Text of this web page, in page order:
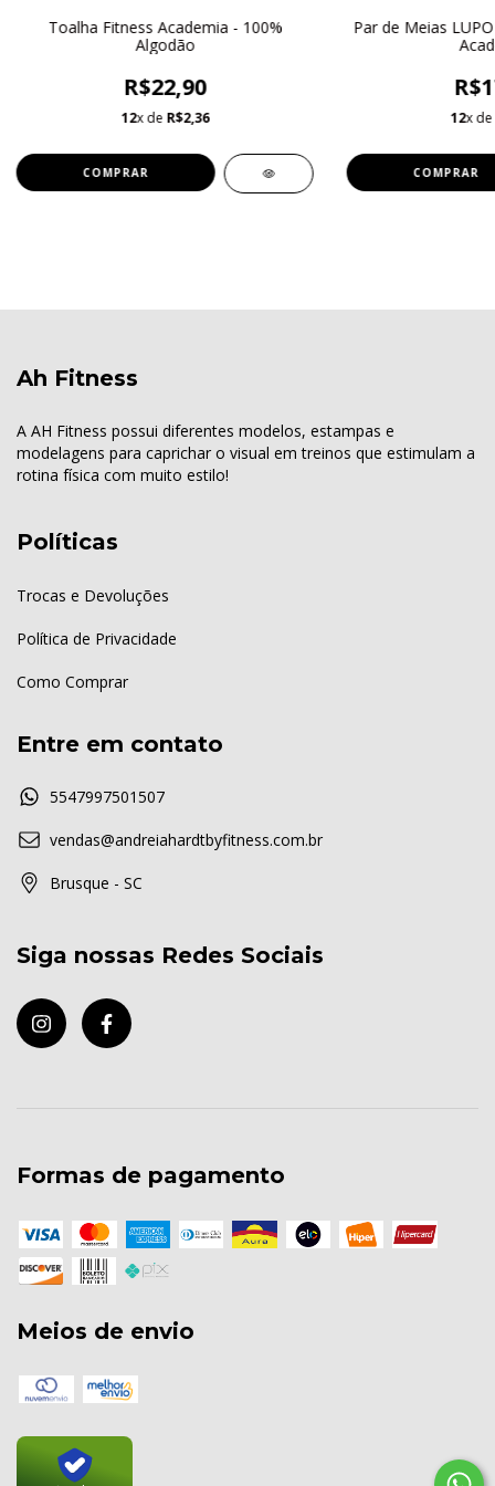
Toalha Fitness Academia - 100%
Algodão
R$22,90
12x de R$2,36
COMPRAR
Par de Meias
12x de
COMPRAR
Ah Fitness
A AH Fitness possui diferentes modelos, estampas e
modelagens para caprichar o visual em treinos que estimulam a
rotina física com muito estilo!
Políticas
Trocas e Devoluções
Política de Privacidade
Como Comprar
Entre em contato
5547997501507
vendas@andreiahardtbyfitness.com.br
Brusque - SC
Siga nossas Redes Sociais
Formas de pagamento
Meios de envio